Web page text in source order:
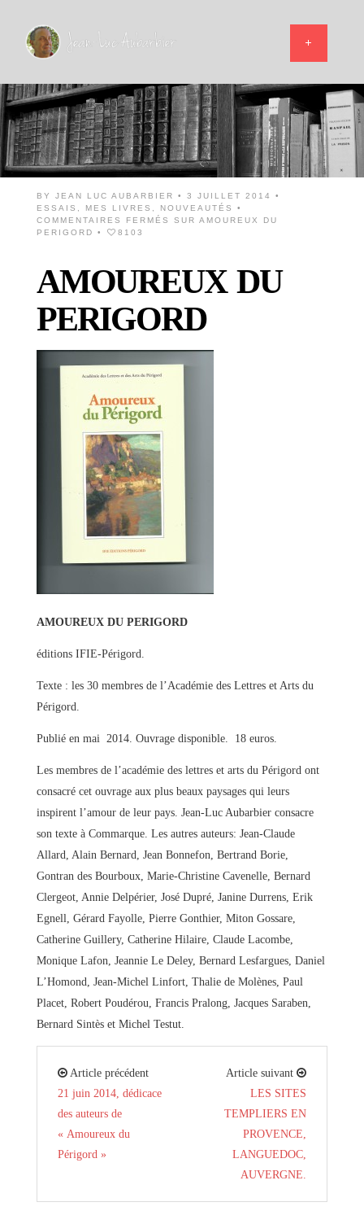
BY JEAN LUC AUBARBIER
• 3 JUILLET 2014 •
ESSAIS
MES LIVRES NOUVEAUTÉS
•
COMMENTAIRES FERMÉS
SUR AMOUREUX DU
PERIGORD
• 8103
AMOUREUX DU
PERIGORD
AMOUREUX DU PERIGORD
éditions IFIE-Périgord.
Texte : les 30 membres de l’Académie des Lettres et Arts du
Périgord.
Publié en mai 2014. Ouvrage disponible. 18 euros.
Les membres de l’académie des lettres et arts du Périgord ont
consacré cet ouvrage aux plus beaux paysages qui leurs
inspirent l’amour de leur pays. Jean-Luc Aubarbier consacre
son texte à Commarque. Les autres auteurs: Jean-Claude
Allard, Alain Bernard, Jean Bonnefon, Bertrand Borie,
Gontran des Bourboux, Marie-Christine Cavenelle, Bernard
Clergeot, Annie Delpérier, José Dupré, Janine Durrens, Erik
Egnell, Gérard Fayolle, Pierre Gonthier, Miton Gossare,
Catherine Guillery, Catherine Hilaire, Claude Lacombe,
Monique Lafon, Jeannie Le Deley, Bernard Lesfargues, Daniel
L’Homond, Jean-Michel Linfort, Thalie de Molènes, Paul
Placet, Robert Poudérou, Francis Pralong, Jacques Saraben,
Bernard Sintès et Michel Testut.
Article précédent
21 juin 2014, dédicace
des auteurs de
« Amoureux du
Périgord »
Article suivant
LES SITES
TEMPLIERS EN
PROVENCE,
LANGUEDOC,
AUVERGNE.